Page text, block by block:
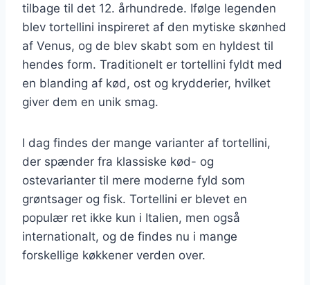
tilbage til det 12. århundrede. Ifølge legenden
blev tortellini inspireret af den mytiske skønhed
af Venus, og de blev skabt som en hyldest til
hendes form. Traditionelt er tortellini fyldt med
en blanding af kød, ost og krydderier, hvilket
giver dem en unik smag.
I dag findes der mange varianter af tortellini,
der spænder fra klassiske kød- og
ostevarianter til mere moderne fyld som
grøntsager og fisk. Tortellini er blevet en
populær ret ikke kun i Italien, men også
internationalt, og de findes nu i mange
forskellige køkkener verden over.